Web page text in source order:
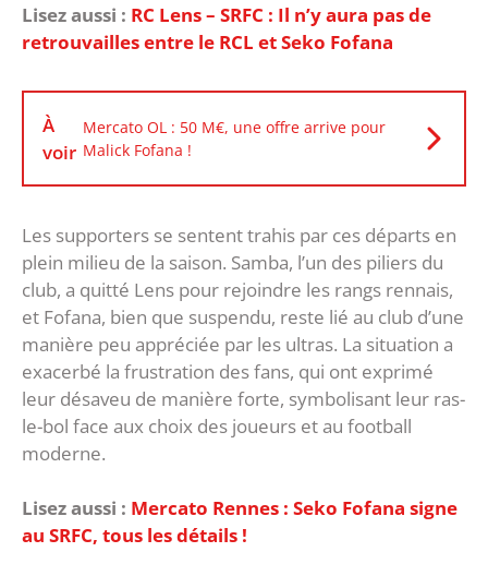
Lisez aussi : RC Lens – SRFC : Il n’y aura pas de
retrouvailles entre le RCL et Seko Fofana
À
voir
Mercato OL : 50 M€, une offre arrive pour
Malick Fofana !
Les supporters se sentent trahis par ces départs en
plein milieu de la saison. Samba, l’un des piliers du
club, a quitté Lens pour rejoindre les rangs rennais,
et Fofana, bien que suspendu, reste lié au club d’une
manière peu appréciée par les ultras. La situation a
exacerbé la frustration des fans, qui ont exprimé
leur désaveu de manière forte, symbolisant leur ras-
le-bol face aux choix des joueurs et au football
moderne.
Lisez aussi : Mercato Rennes : Seko Fofana signe
au SRFC, tous les détails !